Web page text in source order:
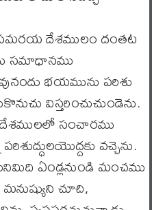
దేశములం దంతట
సమాధానము
భయమును పరిశు
విస్తరించుచుండెను.
సంచారము
వచ్చెను.
ఏండ్లనుండి మంచము
చూచి,